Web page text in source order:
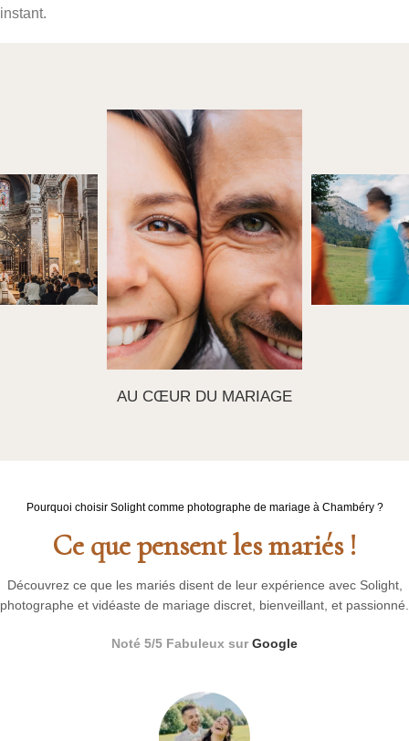
instant.
AU CŒUR DU MARIAGE
Pourquoi choisir Solight comme photographe de mariage à Chambéry ?
Ce que pensent les mariés !
Découvrez ce que les mariés disent de leur expérience avec Solight,
photographe et vidéaste de mariage discret, bienveillant, et passionné.
Noté 5/5 Fabuleux sur Google